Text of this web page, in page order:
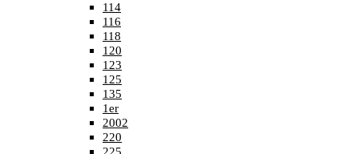
114
116
118
120
123
125
135
1er
2002
220